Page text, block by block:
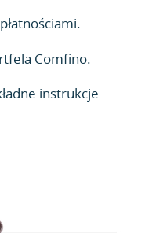
Comfino.
instrukcje